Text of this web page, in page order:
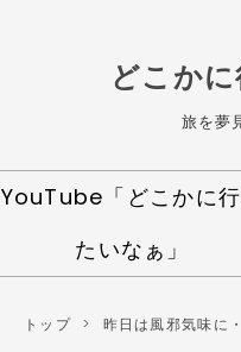
どこか
旅を夢
YouTube「どこかに行
たいなぁ」
トップ > 昨日は風邪気味に